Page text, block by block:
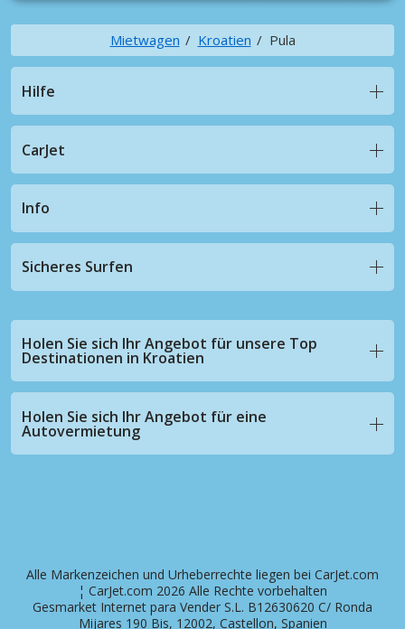
Mietwagen Kroatien Pula
Hilfe
CarJet
Info
Sicheres Surfen
Holen Sie sich Ihr Angebot für unsere Top
Destinationen in Kroatien
Holen Sie sich Ihr Angebot für eine
Autovermietung
Alle Markenzeichen und Urheberrechte liegen bei CarJet.com
¦ CarJet.com 2026 Alle Rechte vorbehalten
Gesmarket Internet para Vender S.L. B12630620 C/ Ronda
Mijares 190 Bis, 12002, Castellon, Spanien